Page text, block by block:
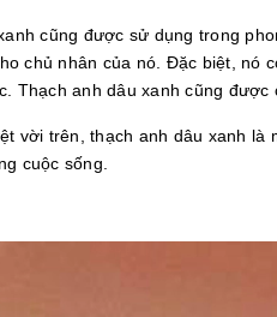
cũng được sử dụng trong
chủ nhân của nó. Đặc biệt, nó
Thạch anh dâu xanh cũng
vời trên, thạch anh dâu xanh
cuộc sống.